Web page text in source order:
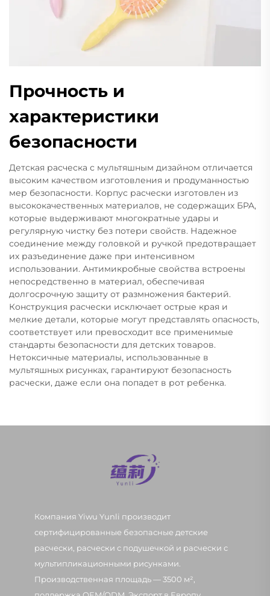
Прочность и
характеристики
безопасности
Детская расческа с мультяшным дизайном отличается
высоким качеством изготовления и продуманностью
мер безопасности. Корпус расчески изготовлен из
высококачественных материалов, не содержащих БPA,
которые выдерживают многократные удары и
регулярную чистку без потери свойств. Надежное
соединение между головкой и ручкой предотвращает
их разъединение даже при интенсивном
использовании. Антимикробные свойства встроены
непосредственно в материал, обеспечивая
долгосрочную защиту от размножения бактерий.
Конструкция расчески исключает острые края и
мелкие детали, которые могут представлять опасность,
соответствует или превосходит все применимые
стандарты безопасности для детских товаров.
Нетоксичные материалы, использованные в
мультяшных рисунках, гарантируют безопасность
расчески, даже если она попадет в рот ребенка.
Компания Yiwu Yunli производит
сертифицированные безопасные детские
расчески, расчески с подушечкой и расчески с
мультипликационными рисунками.
Производственная площадь — 3500 м²,